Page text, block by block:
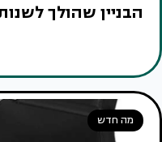
הבניין שהולך
מה חדש